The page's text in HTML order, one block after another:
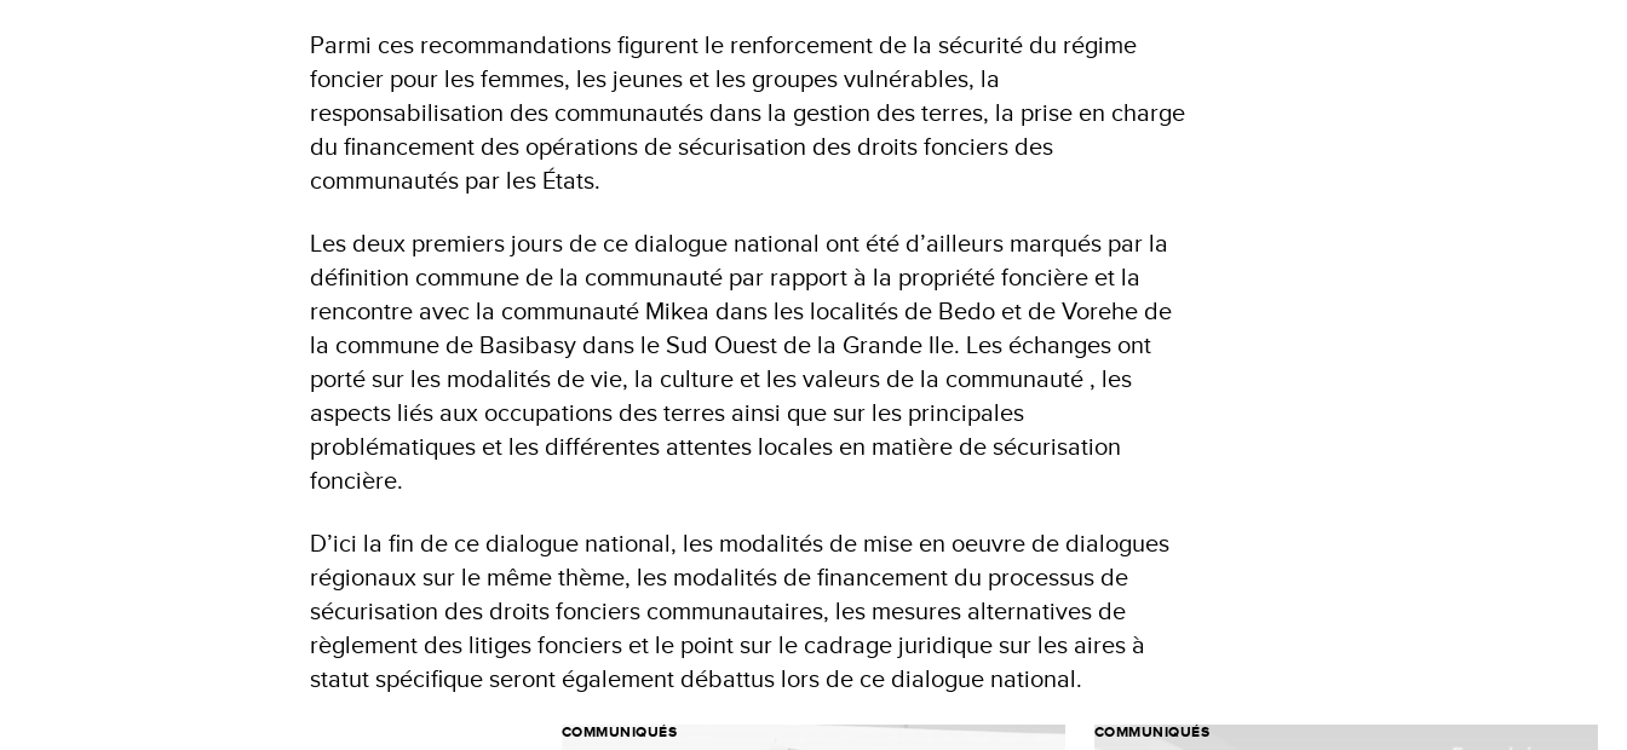
Parmi ces recommandations figurent le renforcement de la sécurité du régime
foncier pour les femmes, les jeunes et les groupes vulnérables, la
responsabilisation des communautés dans la gestion des terres, la prise en charge
du financement des opérations de sécurisation des droits fonciers des
communautés par les États.
Les deux premiers jours de ce dialogue national ont été d’ailleurs marqués par la
définition commune de la communauté par rapport à la propriété foncière et la
rencontre avec la communauté Mikea dans les localités de Bedo et de Vorehe de
la commune de Basibasy dans le Sud Ouest de la Grande Ile. Les échanges ont
porté sur les modalités de vie, la culture et les valeurs de la communauté , les
aspects liés aux occupations des terres ainsi que sur les principales
problématiques et les différentes attentes locales en matière de sécurisation
foncière.
D’ici la fin de ce dialogue national, les modalités de mise en oeuvre de dialogues
régionaux sur le même thème, les modalités de financement du processus de
sécurisation des droits fonciers communautaires, les mesures alternatives de
règlement des litiges fonciers et le point sur le cadrage juridique sur les aires à
statut spécifique seront également débattus lors de ce dialogue national.
COMMUNIQUÉS COMMUNIQUÉS